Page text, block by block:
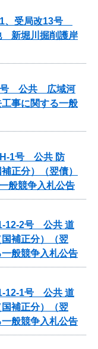
1、受局改13号
新堀川掘削護岸
1号 公共 広域河
事に関する一般
1号 公共 防
正分）（翌債）
般競争入札公告
12-2号 公共 道
補正分）（翌
般競争入札公告
12-1号 公共 道
補正分）（翌
般競争入札公告